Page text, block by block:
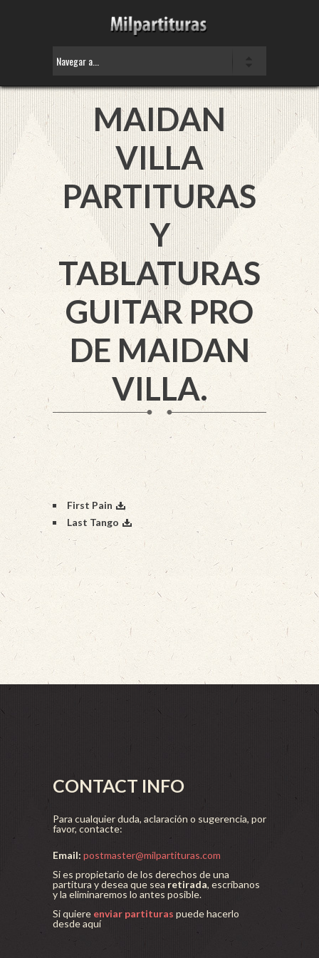
MAIDAN
VILLA
PARTITURAS
Y
TABLATURAS
GUITAR PRO
DE MAIDAN
VILLA.
First Pain
Last Tango
CONTACT INFO
Para cualquier duda, aclaración o sugerencia, por
favor, contacte:
Email: postmaster@milpartituras.com
Si es propietario de los derechos de una
partitura y desea que sea retirada, escríbanos
y la eliminaremos lo antes posible.
Si quiere enviar partituras puede hacerlo
desde aquí